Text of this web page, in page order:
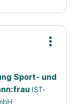
Sport- und
IST-